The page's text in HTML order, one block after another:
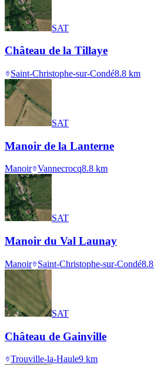
SAT
Château de la Tillaye
Saint-Christophe-sur-Condé8.8 km
SAT
Manoir de la Lanterne
Manoir Vannecrocq8.8 km
SAT
Manoir du Val Launay
Manoir Saint-Christophe-sur-Condé8.8
SAT
Château de Gainville
Trouville-la-Haule9 km